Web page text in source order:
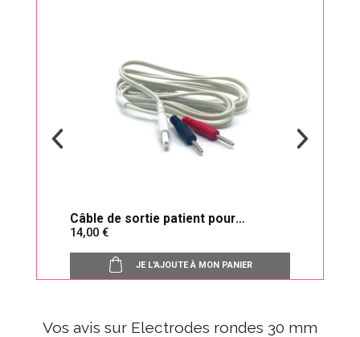
Câble de sortie patient pour
électrostimulateur
14,00
JE L'AJOUTE À MON PANIER
Vos avis sur Electrodes rondes 30 mm